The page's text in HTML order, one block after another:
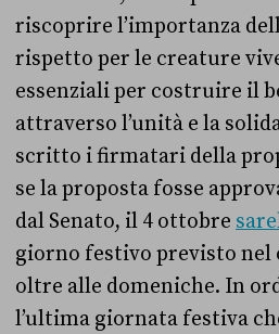
riscoprire l’importanza
rispetto per le creature
essenziali per costruire il
attraverso l’unità e la
scritto i firmatari della
se la proposta fosse
dal Senato, il 4 ottobre
giorno festivo previsto nel
oltre alle domeniche. In
l’ultima giornata festiva